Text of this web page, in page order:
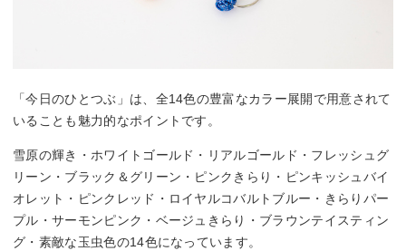
「今日のひとつぶ」は、全14色の豊富なカラー展開で用意されて
いることも魅力的なポイントです。
雪原の輝き・ホワイトゴールド・リアルゴールド・フレッシュグ
リーン・ブラック＆グリーン・ピンクきらり・ピンキッシュバイ
オレット・ピンクレッド・ロイヤルコバルトブルー・きらりパー
プル・サーモンピンク・ベージュきらり・ブラウンテイスティン
グ・素敵な玉虫色の14色になっています。